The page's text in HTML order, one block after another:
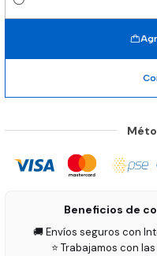
Cantidad
Beneficios de
🚚 Envíos seguros con
⭐ Trabajamos con